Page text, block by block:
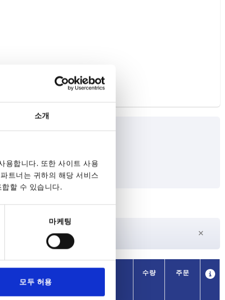
소개
용합니다. 또한 사이트 사용
트너는 귀하의 해당 서비스
할 수 있습니다.
마케팅
모두 허용
가용성
수량 주문